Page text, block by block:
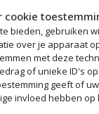
cookie
bieden, gebruiken
over je apparaat
met deze
of unieke ID's
geeft of
invloed hebben